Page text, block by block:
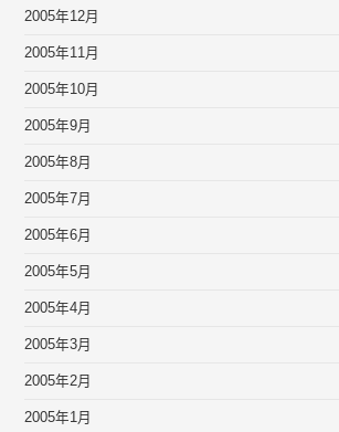
2005年12月
2005年11月
2005年10月
2005年9月
2005年8月
2005年7月
2005年6月
2005年5月
2005年4月
2005年3月
2005年2月
2005年1月